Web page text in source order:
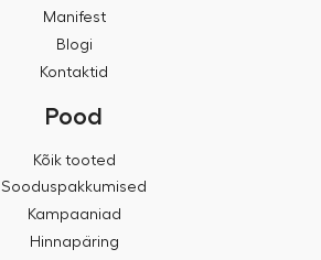
Manifest
Blogi
Kontaktid
Pood
Kõik tooted
Sooduspakkumised
Kampaaniad
Hinnapäring